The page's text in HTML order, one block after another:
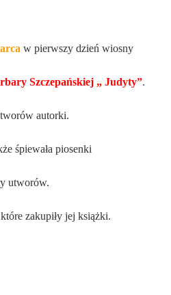
w pierwszy dzień wiosny
Szczepańskiej „ Judyty”.
autorki.
śpiewała piosenki
utworów.
zakupiły jej książki.